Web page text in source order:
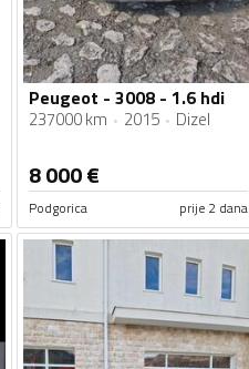
Peugeot - 3008 - 1.6 hdi
237000 km 2015 Dizel
8 000€
Podgorica prije 2 dana